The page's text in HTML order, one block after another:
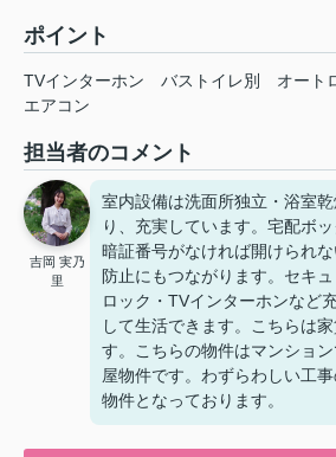
ポイント
TVインターホン バストイレ別 オート
エアコン
担当者のコメント
吉岡 実乃
里
室内設備は洗面所独立・浴室
り、充実しています。宅配ボ
暗証番号がなければ開けられ
防止にもつながります。セキ
ロック・TVインターホンなど
して生活できます。こちらは
す。こちらの物件はマンショ
屋物件です。わずらわしい工
物件となっております。